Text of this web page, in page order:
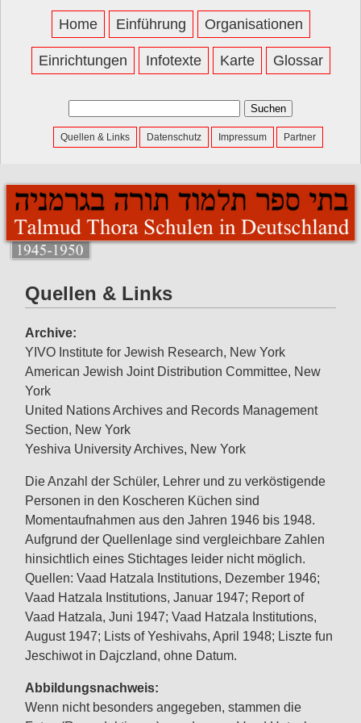
Home Einführung Organisationen
Einrichtungen Infotexte Karte Glossar
Suchen
nach:
Quellen & Links Datenschutz Impressum Partner
Quellen & Links
Archive:
YIVO Institute for Jewish Research, New York
American Jewish Joint Distribution Committee, New
York
United Nations Archives and Records Management
Section, New York
Yeshiva University Archives, New York
Die Anzahl der Schüler, Lehrer und zu verköstigende
Personen in den Koscheren Küchen sind
Momentaufnahmen aus den Jahren 1946 bis 1948.
Aufgrund der Quellenlage sind vergleichbare Zahlen
hinsichtlich eines Stichtages leider nicht möglich.
Quellen: Vaad Hatzala Institutions, Dezember 1946;
Vaad Hatzala Institutions, Januar 1947; Report of
Vaad Hatzala, Juni 1947; Vaad Hatzala Institutions,
August 1947; Lists of Yeshivahs, April 1948; Liszte fun
Jeschiwot in Dajczland, ohne Datum.
Abbildungsnachweis:
Wenn nicht besonders angegeben, stammen die